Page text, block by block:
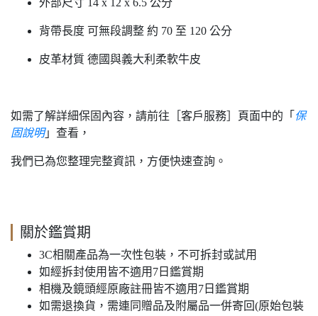
外部尺寸 14 x 12 x 6.5 公分
背帶長度 可無段調整 約 70 至 120 公分
皮革材質 德國與義大利柔軟牛皮
如需了解詳細保固內容，請前往［客戶服務］頁面中的「 保
固說明」查看，
我們已為您整理完整資訊，方便快速查詢。
關於鑑賞期
3C相關產品為一次性包裝，不可拆封或試用
如經拆封使用皆不適用7日鑑賞期
相機及鏡頭經原廠註冊皆不適用7日鑑賞期
如需退換貨，需連同贈品及附屬品一併寄回(原始包裝